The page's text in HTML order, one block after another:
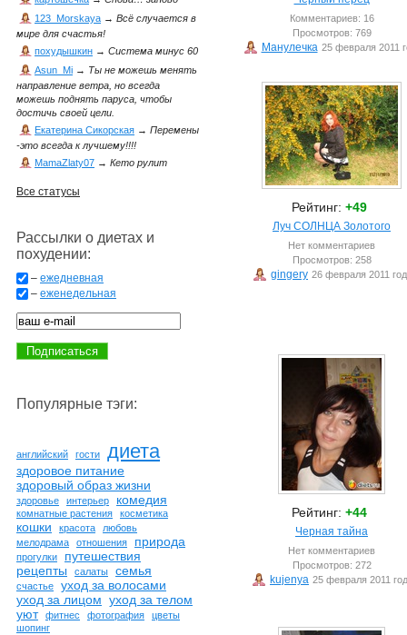
Комментариев: 16
Просмотров: 769
Манулечка 25 февраля 2011
Рейтинг: +49
Луч СОЛНЦА Золотого
Нет комментариев
Просмотров: 258
gingery 26 февраля 2011
Рейтинг: +44
Черная тайна
Нет комментариев
Просмотров: 272
kujenya 25 февраля 2011
123_Morskaya → Всё случается в
мире для счастья!
похудышкин → Система минус 60
Asun_Mi → Ты не можешь менять
направление ветра, но всегда
можешь поднять паруса, чтобы
достичь своей цели.
Екатерина Сикорская → Перемены
-это всегда к лучшему!!!!
MamaZlaty07 → Кето рулит
Все статусы
Рассылки о диетах и
похудении:
– ежедневная
– еженедельная
Популярные тэги:
английский гости диета
здоровое питание
здоровый образ жизни
здоровье интерьер комедия
комнатные растения косметика
кошки красота
любовь
мелодрама
отношения природа
прогулки
путешествия
рецепты
салаты семья
счастье
уход за волосами
уход за лицом уход за телом
уют
фитнес фотография
цветы
шопинг